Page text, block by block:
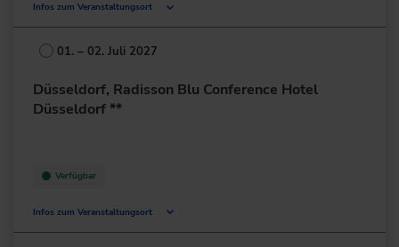
Infos zum Veranstaltungsort
An der Kreuzkirche 2
01067 Dresden
+49 351/50155-0
01. – 02. Juli 2027
Düsseldorf, Radisson Blu Conference Hotel
Düsseldorf **
Verfügbar
Infos zum Veranstaltungsort
Karl-Arnold-Platz 5